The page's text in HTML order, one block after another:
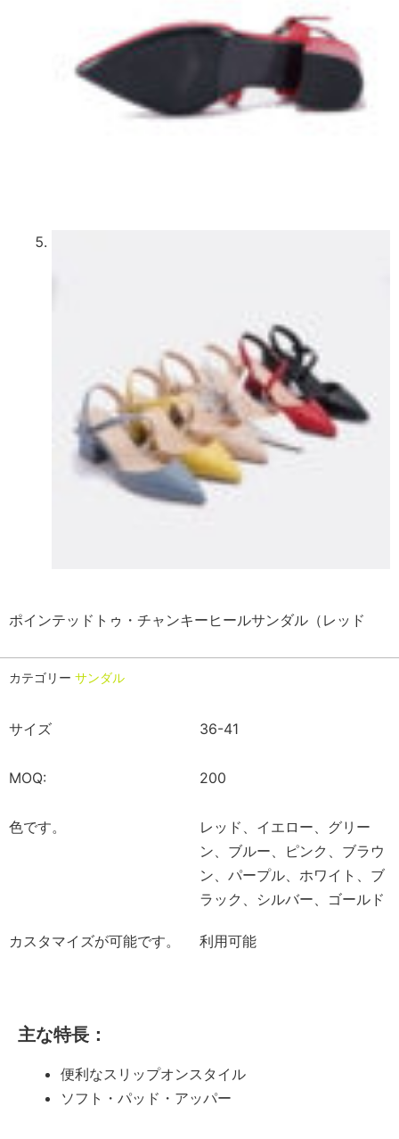
ポインテッドトゥ・チャンキーヒールサンダル（レッド
カテゴリー サンダル
サイズ 36-41
MOQ: 200
色です。
レッド、イエロー、グリー
ン、ブルー、ピンク、ブラウ
ン、パープル、ホワイト、ブ
ラック、シルバー、ゴールド
カスタマイズが可能です。 利用可能
主な特長：
便利なスリップオンスタイル
ソフト・パッド・アッパー